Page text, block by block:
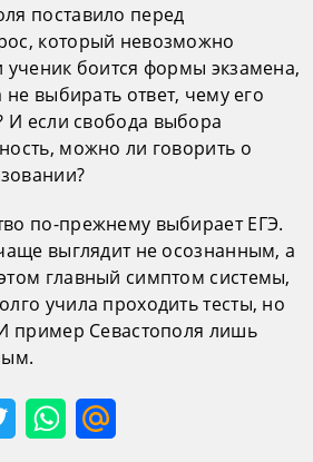
поставило перед
который невозможно
ученик боится формы экзамена,
выбирать ответ, чему его
И если свобода выбора
можно ли говорить о
по-прежнему выбирает ЕГЭ.
выглядит не осознанным, а
главный симптом системы,
учила проходить тесты, но
пример Севастополя лишь